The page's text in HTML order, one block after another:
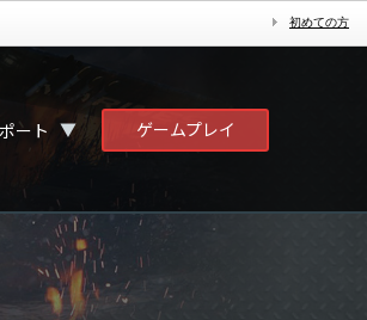
初めての方
ート ▼ ゲームプレイ